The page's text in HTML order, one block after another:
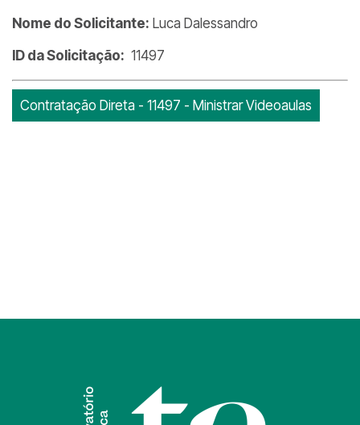
Nome do Solicitante: Luca Dalessandro
ID da Solicitação: 11497
Contratação Direta - 11497 - Ministrar Videoaulas